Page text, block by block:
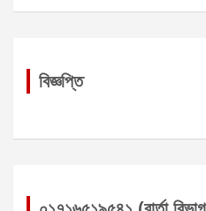
বিজ্ঞপ্তি